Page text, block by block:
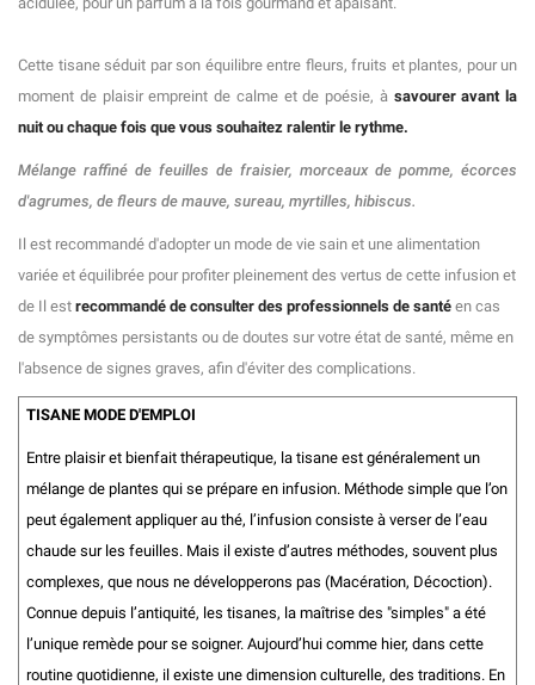
Cette tisane séduit par son équilibre entre fleurs, fruits et plantes, pour un
moment de plaisir empreint de calme et de poésie, àsavourer avant la
nuit ou chaque fois que vous souhaitez ralentir le rythme.
Mélange raffiné de feuilles de fraisier, morceaux de pomme, écorces
d'agrumes, de fleurs de mauve, sureau, myrtilles, hibiscus.
Il est recommandé d'adopter un mode de vie sain et une alimentation
variée et équilibrée pour profiter pleinement des vertus de cette infusion et
de Il est recommandé de consulter des professionnels de santé en cas
de symptômes persistants ou de doutes sur votre état de santé, même en
l'absence de signes graves, afin d'éviter des complications.
TISANE MODE D'EMPLOI
Entre plaisir et bienfait thérapeutique, la tisane est généralement un
mélange de plantes qui se prépare en infusion. Méthode simple que l’on
peut également appliquer au thé, l’infusion consiste à verser de l’eau
chaude sur les feuilles. Mais il existe d’autres méthodes, souvent plus
complexes, que nous ne développerons pas (Macération, Décoction).
Connue depuis l’antiquité, les tisanes, la maîtrise des "simples" a été
l’unique remède pour se soigner. Aujourd’hui comme hier, dans cette
routine quotidienne, il existe une dimension culturelle, des traditions. En